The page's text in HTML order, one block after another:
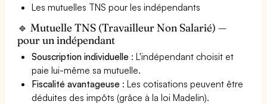
Les mutuelles TNS pour les indépendants
🔹 Mutuelle TNS (Travailleur Non Salarié) —
pour un indépendant
Souscription individuelle : L'indépendant choisit et
paie lui-même sa mutuelle.
Fiscalité avantageuse : Les cotisations peuvent être
déduites des impôts (grâce à la loi Madelin).